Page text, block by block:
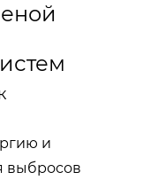
и
выбросов